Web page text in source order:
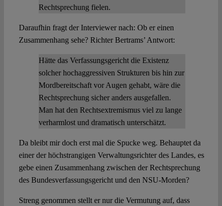
Rechtsprechung fielen.
Daraufhin fragt der Interviewer nach: Ob er einen
Zusammenhang sehe? Richter Bertrams’ Antwort:
Hätte das Verfassungsgericht die Existenz
solcher hochaggressiven Strukturen bis hin zur
Mordbereitschaft vor Augen gehabt, wäre die
Rechtsprechung sicher anders ausgefallen.
Man hat den Rechtsextremismus viel zu lange
verharmlost und dramatisch unterschätzt.
Da bleibt mir doch erst mal die Spucke weg. Behauptet da
einer der höchstrangigen Verwaltungsrichter des Landes, es
gebe einen Zusammenhang zwischen der Rechtsprechung
des Bundesverfassungsgericht und den NSU-Morden?
Streng genommen stellt er nur die Vermutung auf, dass